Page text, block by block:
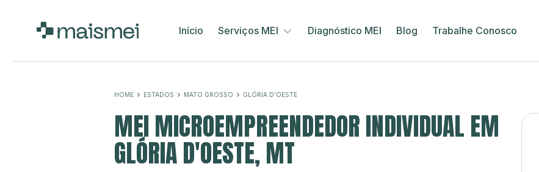
Início Serviços MEI Diagnóstico MEI Blog Trabalhe Conosco
HOME ESTADOS MATO GROSSO GLÓRIA D'OESTE
MEI MICROEMPREENDEDOR INDIVIDUAL EM
GLÓRIA D'OESTE, MT